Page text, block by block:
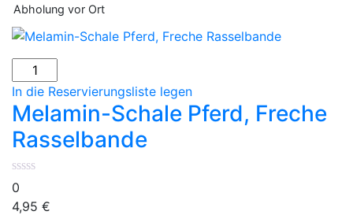
Abholung vor Ort
Melamin-
Schale
Pferd,
Freche
Rasselbande
Menge
In die Reservierungsliste legen
Melamin-Schale Pferd, Freche
Rasselbande
0
4,95 €